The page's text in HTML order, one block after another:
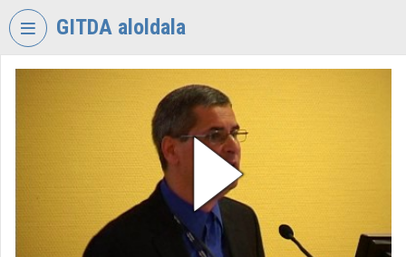
Skip header
GITDA aloldala
Organization home